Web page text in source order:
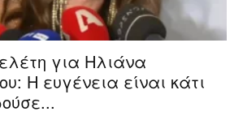
για Ηλιάνα
Η ευγένεια είναι κάτι